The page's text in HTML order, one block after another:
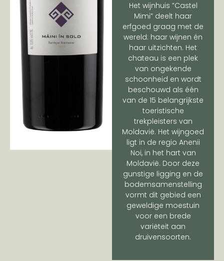
Het wijnhuis ”Castel
Mimi” deelt haar
erfgoed graag met de
wereld: haar wijnen én
haar uitzichten. Het
chateau is een plek
van ongekende
schoonheid en wordt
beschouwd als één
van de 15 belangrijkste
toeristische
trekpleisters van
Moldavië. Het wijngoed
ligt in de regio Anenii
Noi, in het hart van
Moldavië. Door deze
gunstige ligging en de
bodemsamenstelling
vormt dit gebied een
geweldige moestuin
voor een brede
variëteit aan
druivensoorten.